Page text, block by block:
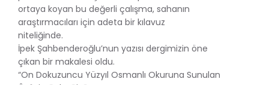
ortaya koyan bu değerli çalışma, sahanın
araştırmacıları için adeta bir kılavuz
niteliğinde.
İpek Şahbenderoğlu’nun yazısı dergimizin öne
çıkan bir makalesi oldu.
“On Dokuzuncu Yüzyıl Osmanlı Okuruna Sunulan